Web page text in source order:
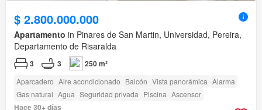
$ 2.800.000.000
Apartamento in Pinares de San Martin, Universidad, Pereira,
Departamento de Risaralda
3 3 250 m²
Aparcadero Aire acondicionado Balcón Vista panorámica Alarma
Gas natural Agua Seguridad privada Piscina Ascensor
Hace 30+ días